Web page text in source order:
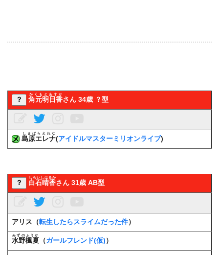
？ 角元明日香
かくもとあすか
さん 34歳 ？型
島原エレナ
しまばらえれな
(アイドルマスターミリオンライブ)
？ 白石晴香
しらいしはるか
さん 31歳 AB型
アリス（転生したらスライムだった件）
水野楓夏
みずのふうか
（ガールフレンド(仮) ）